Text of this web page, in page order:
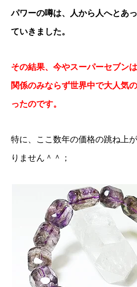
パワーの噂は、人から人へとあ
ていきました。
その結果、今やスーパーセブン
関係のみならず世界中で大人気
ったのです。
特に、ここ数年の価格の跳ね上
りません＾＾；